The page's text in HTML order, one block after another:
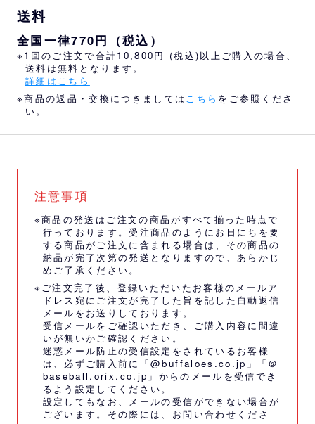
送料
全国一律770円（税込）
※1回のご注文で合計10,800円 (税込)以上ご購入の場合、
送料は無料となります。
詳細はこちら
※商品の返品・交換につきましては こちら をご参照くださ
い。
注意事項
※商品の発送はご注文の商品がすべて揃った時点で
行っております。受注商品のようにお日にちを要
する商品がご注文に含まれる場合は、その商品の
納品が完了次第の発送となりますので、あらかじ
めご了承ください。
※ご注文完了後、登録いただいたお客様のメールア
ドレス宛にご注文が完了した旨を記した自動返信
メールをお送りしております。
受信メールをご確認いただき、ご購入内容に間違
いが無いかご確認ください。
迷惑メール防止の受信設定をされているお客様
は、必ずご購入前に「@buffaloes.co.jp」「＠
baseball.orix.co.jp」からのメールを受信でき
るよう設定してください。
設定してもなお、メールの受信ができない場合が
ございます。その際には、 お問い合わせくださ